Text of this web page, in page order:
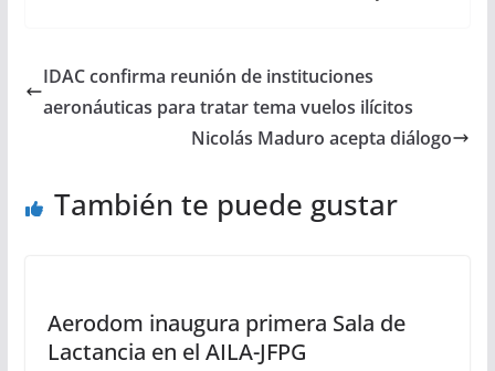
IDAC confirma reunión de instituciones
aeronáuticas para tratar tema vuelos ilícitos
Nicolás Maduro acepta diálogo
También te puede gustar
Aerodom inaugura primera Sala de
Lactancia en el AILA-JFPG